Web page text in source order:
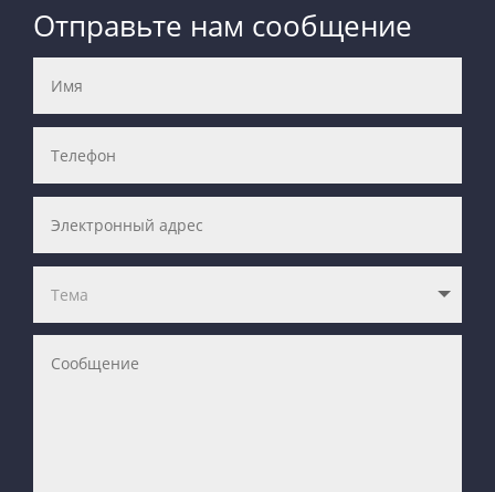
Отправьте нам сообщение